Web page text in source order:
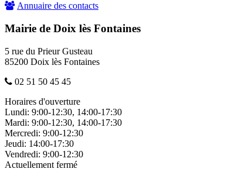
Annuaire des contacts
Mairie de Doix lès Fontaines
5 rue du Prieur Gusteau
85200 Doix lès Fontaines
02 51 50 45 45
Horaires d'ouverture
Lundi: 9:00-12:30, 14:00-17:30
Mardi: 9:00-12:30, 14:00-17:30
Mercredi: 9:00-12:30
Jeudi: 14:00-17:30
Vendredi: 9:00-12:30
Actuellement fermé